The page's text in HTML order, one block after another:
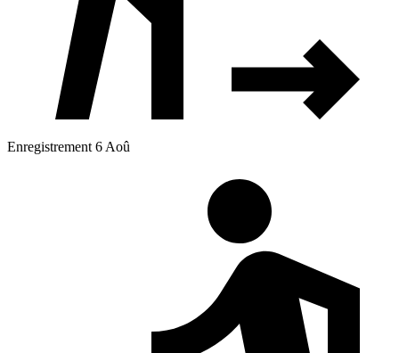
Enregistrement 6 Aoû